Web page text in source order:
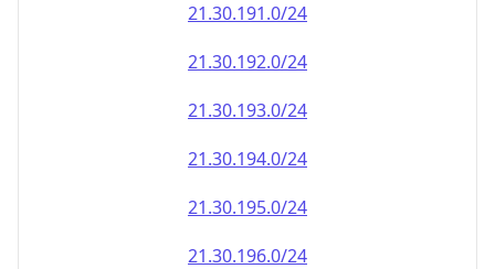
21.30.191.0/24
21.30.192.0/24
21.30.193.0/24
21.30.194.0/24
21.30.195.0/24
21.30.196.0/24